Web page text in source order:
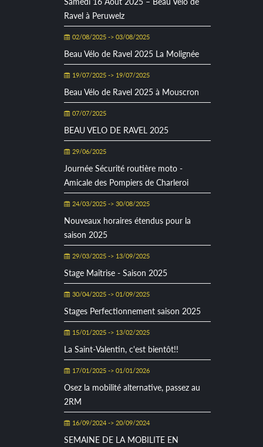
Ravel à Peruwelz
02/08/2025 -> 03/08/2025
Beau Vélo de Ravel 2025 La Molignée
19/07/2025 -> 19/07/2025
Beau Vélo de Ravel 2025 à Mouscron
07/07/2025
BEAU VELO DE RAVEL 2025
29/06/2025
Journée Sécurité routière moto -
Amicale des Pompiers de Charleroi
24/03/2025 -> 30/08/2025
Nouveaux horaires étendus pour la
saison 2025
29/03/2025 -> 13/09/2025
Stage Maîtrise - Saison 2025
30/04/2025 -> 01/09/2025
Stages Perfectionnement saison 2025
15/01/2025 -> 13/02/2025
La Saint-Valentin, c'est bientôt!!
17/01/2025 -> 01/01/2026
Osez la mobilité alternative, passez au
2RM
16/09/2024 -> 20/09/2024
SEMAINE DE LA MOBILITE EN